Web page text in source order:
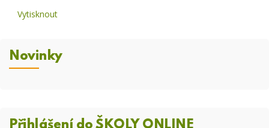
Vytisknout
Novinky
Přihlášení do ŠKOLY ONLINE